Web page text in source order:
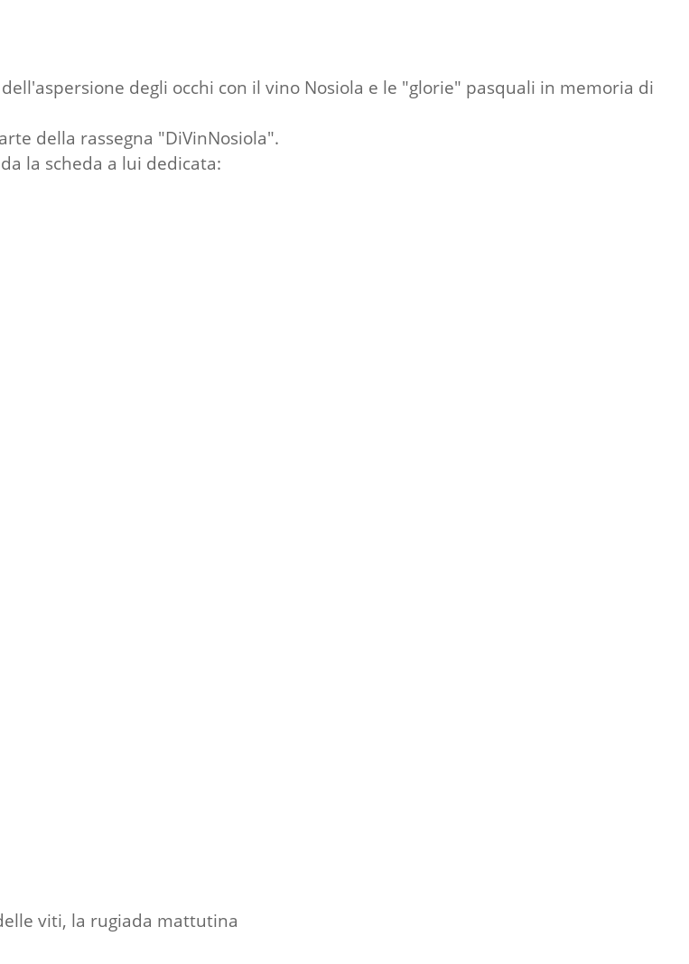
degli occhi con il vino Nosiola e le "glorie" pasquali in memoria di
della rassegna "DiVinNosiola".
la scheda a lui dedicata:
viti, la rugiada mattutina